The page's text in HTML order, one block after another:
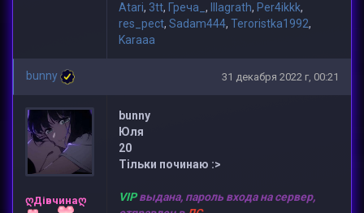
Atari, 3tt, Греча_ , lllagrath, Per4ikkk,
res_pect, Sadam444, Teroristka1992,
Karaaa
bunny 31 декабря 2022 г, 00:21
ღДівчинаღ
bunny
Юля
20
Тільки починаю :>
VIPвыдана, пароль входа на сервер,